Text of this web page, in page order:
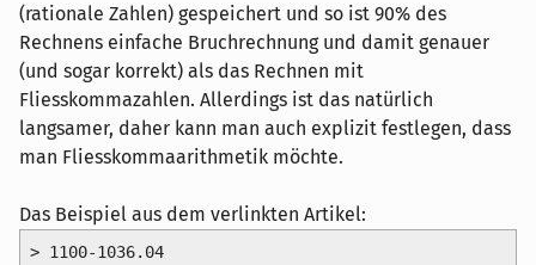
(rationale Zahlen) gespeichert und so ist 90% des
Rechnens einfache Bruchrechnung und damit genauer
(und sogar korrekt) als das Rechnen mit
Fliesskommazahlen. Allerdings ist das natürlich
langsamer, daher kann man auch explizit festlegen, dass
man Fliesskommaarithmetik möchte.
Das Beispiel aus dem verlinkten Artikel:
> 1100-1036.04